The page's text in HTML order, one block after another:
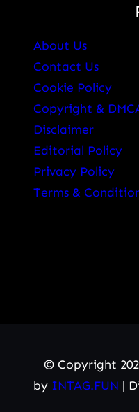
About Us
Contact Us
Cookie Policy
Copyright &
Disclaimer
Editorial Policy
Privacy Policy
Terms &
© Copyright
by INTAG.FUN |